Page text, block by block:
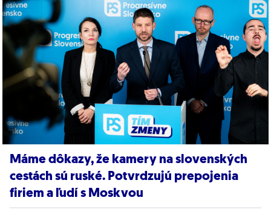
Máme dôkazy, že kamery na slovenských
cestách sú ruské. Potvrdzujú prepojenia
firiem a ľudí s Moskvou